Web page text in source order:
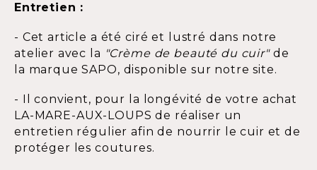
Entretien :
- Cet article a été ciré et lustré dans notre
atelier avec la "Crème de beauté du cuir"de
la marque SAPO, disponible sur notre site.
- Il convient, pour la longévité de votre achat
LA-MARE-AUX-LOUPS de réaliser un
entretien régulier afin de nourrir le cuir et de
protéger les coutures.